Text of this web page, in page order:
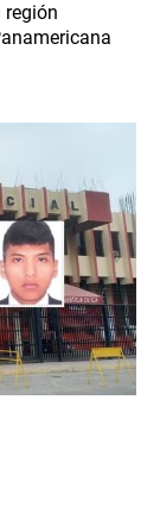
región